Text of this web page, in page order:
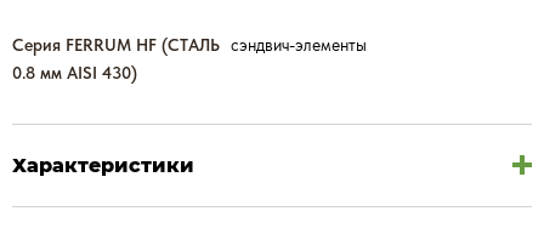
Серия FERRUM HF (СТАЛЬ
0.8 мм AISI 430)
сэндвич-элементы
Характеристики